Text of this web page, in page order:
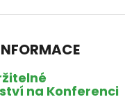
na Konferenci